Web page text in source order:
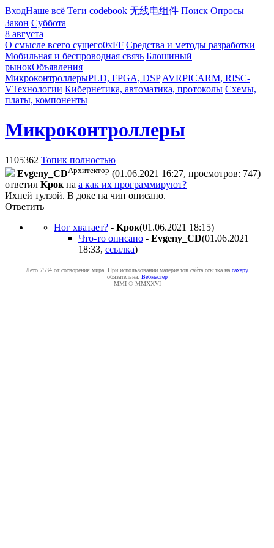
ВходНаше всё Теги codebook 无线电组件 Поиск Опросы
Закон Суббота
8 августа
О смысле всего сущего0xFF Средства и методы разработки
Мобильная и беспроводная связь Блошиный
рынокОбъявления
МикроконтроллерыPLD, FPGA, DSP AVRPICARM, RISC-
VТехнологии Кибернетика, автоматика, протоколы Схемы,
платы, компоненты
Микроконтроллеры
1105362 Топик полностью
Evgeny_CDАрхитектор (01.06.2021 16:27, просмотров: 747)
ответил Kpoк на а как их программируют?
Ихней тулзой. В доке на чип описано.
Ответить
Ног хватает? - Kpoк(01.06.2021 18:15)
Что-то описано - Evgeny_CD(01.06.2021
18:33, ссылка)
Лето 7534 от сотворения мира. При использовании материалов сайта ссылка на caxapу
обязательна. Вебмастер
MMI © MMXXVI